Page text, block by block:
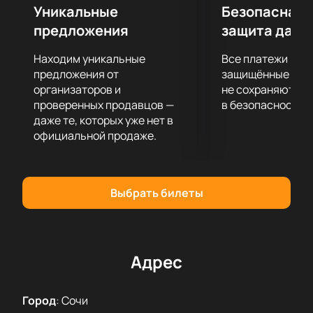
Уникальные
предложения
Находим уникальные
предложения от
организаторов и
проверенных продавцов —
даже те, которых уже нет в
официальной продаже.
Безопасная
защита
Все платежи
защищённые
не сохраняются
в безопасности.
Выбрать билеты
Адрес
Город:Сочи